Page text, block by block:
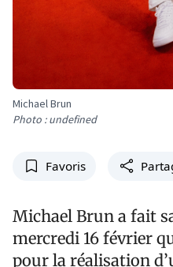
Michael Brun
Photo : undefined
Favoris
Michael Brun a fait
mercredi 16 février
pour la réalisation